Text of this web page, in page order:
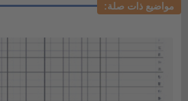
مواضيع ذات صلة: